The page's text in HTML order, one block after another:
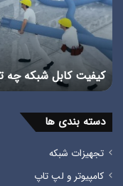
بشناسیم
استاندارد TIA در شبکه را بشناسیم
دسته بندی ها
تجهیزات شبکه
کامپیوتر و لپ تاپ